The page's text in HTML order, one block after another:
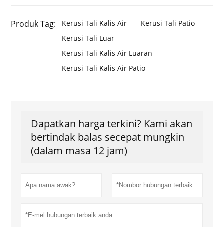
Produk Tag: Kerusi Tali Kalis Air
Kerusi Tali Patio
Kerusi Tali Luar
Kerusi Tali Kalis Air Luaran
Kerusi Tali Kalis Air Patio
Dapatkan harga terkini? Kami akan
bertindak balas secepat mungkin
(dalam masa 12 jam)